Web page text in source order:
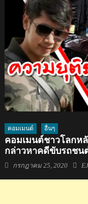
คอมเมนต์ อื่นๆ
คอมเมนต์ชาวโลกห
กล่าวหาคดีขับรถชน
Posted
กรกฎาคม 25, 2020